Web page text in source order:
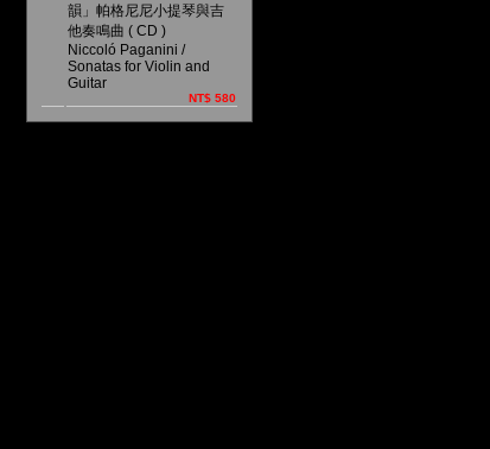
韻」帕格尼尼小提琴與吉
他奏鳴曲 ( CD )
Niccoló Paganini /
Sonatas for Violin and
Guitar
NT$ 580